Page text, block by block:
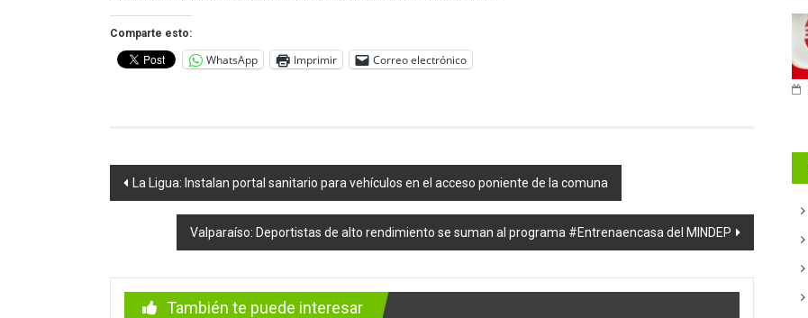
Comparte esto:
WhatsApp Imprimir Correo electrónico
Navegación
entradas
La Ligua: Instalan portal sanitario para vehículos en el acceso poniente de la comuna
Valparaíso: Deportistas de alto rendimiento se suman al programa #Entrenaencasa del MINDEP
También te puede interesar